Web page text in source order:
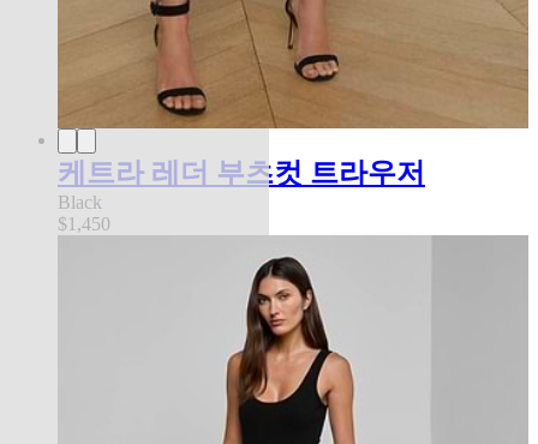
케트라 레더 부츠컷 트라우저
Black
$1,450